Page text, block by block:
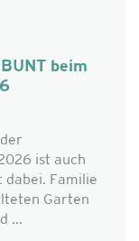
beim
ist auch
dabei. Familie
Garten
...